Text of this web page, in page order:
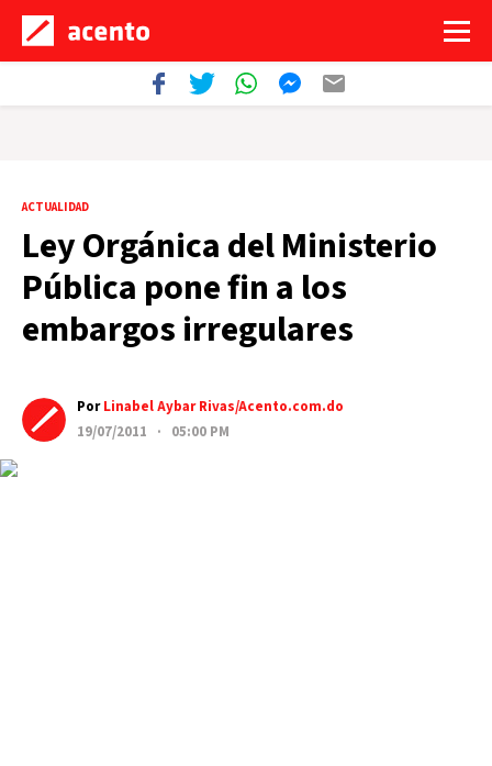
ACTUALIDAD
Ley Orgánica del Ministerio
Pública pone fin a los
embargos irregulares
PorLinabel Aybar Rivas/Acento.com.do
19/07/2011 · 05:00 PM